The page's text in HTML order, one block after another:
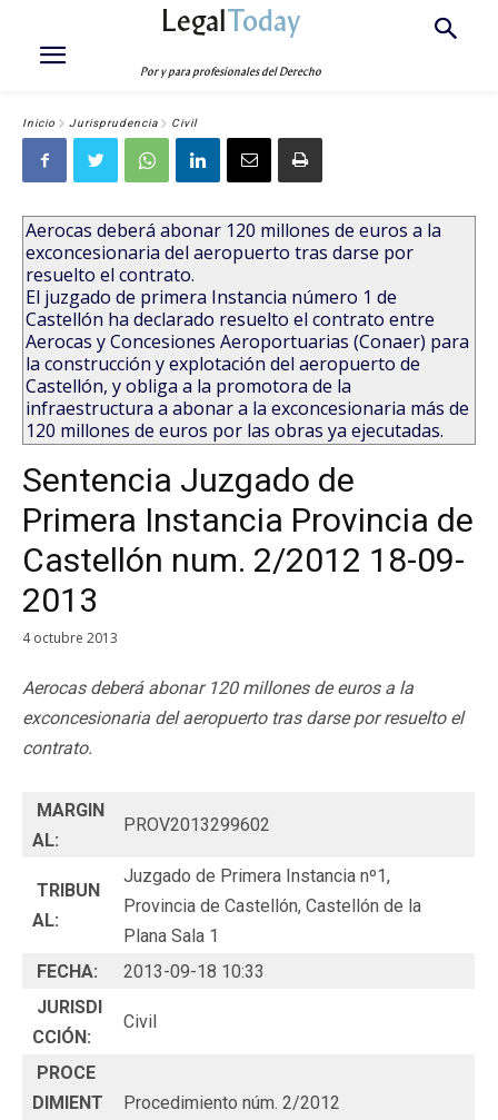
LegalToday
Por y para profesionales del Derecho
Inicio Jurisprudencia Civil
Aerocas deberá abonar 120 millones de euros a la
exconcesionaria del aeropuerto tras darse por
resuelto el contrato.
El juzgado de primera Instancia número 1 de
Castellón ha declarado resuelto el contrato entre
Aerocas y Concesiones Aeroportuarias (Conaer) para
la construcción y explotación del aeropuerto de
Castellón, y obliga a la promotora de la
infraestructura a abonar a la exconcesionaria más de
120 millones de euros por las obras ya ejecutadas.
Sentencia Juzgado de
Primera Instancia Provincia de
Castellón num. 2/2012 18-09-
2013
4 octubre 2013
Aerocas deberá abonar 120 millones de euros a la
exconcesionaria del aeropuerto tras darse por resuelto el
contrato.
MARGIN
AL:
PROV2013299602
TRIBUN
AL:
Juzgado de Primera Instancia nº1,
Provincia de Castellón, Castellón de la
Plana Sala 1
FECHA:
2013-09-18 10:33
JURISDI
CCIÓN:
Civil
PROCE
DIMIENT
Procedimiento núm. 2/2012